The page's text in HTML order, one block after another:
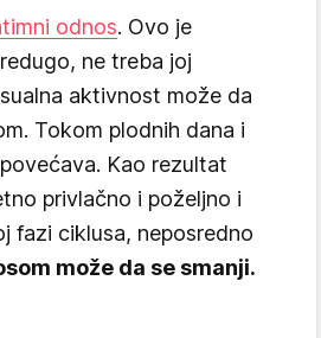
odnos. Ovo je
ne treba joj
aktivnost može da
Tokom plodnih dana i
Kao rezultat
privlačno i poželjno i
fazi ciklusa, neposredno
može da se smanji.